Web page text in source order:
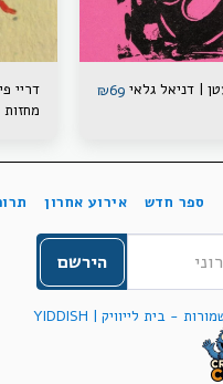
| דניאל גלאי ₪69
דריי
ספר חדש אירוע אחרון
הירשם
בית לייוויק | YIDDISH